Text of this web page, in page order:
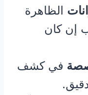
الظاهرة
إن كان
في كشف